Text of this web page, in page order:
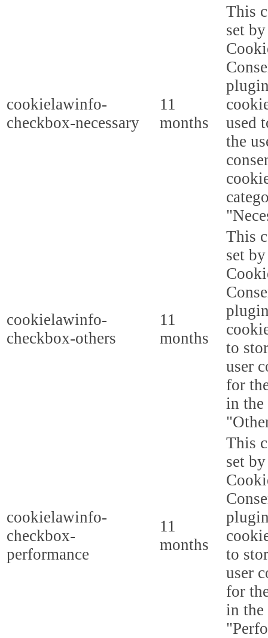
cookielawinfo-
checkbox-necessary
11
months
This
set
used
the
cookielawinfo-
checkbox-others
11
months
This
set
to
user
for
in the
cookielawinfo-
checkbox-
performance
11
months
This
set
to
user
for
in the